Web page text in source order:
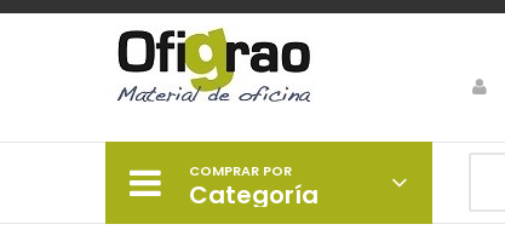
COMPRAR POR
Categoría